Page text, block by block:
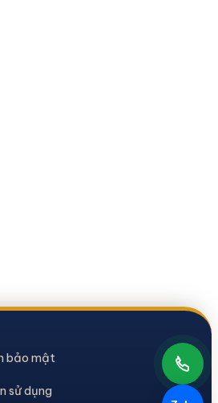
bảo mật
sử dụng